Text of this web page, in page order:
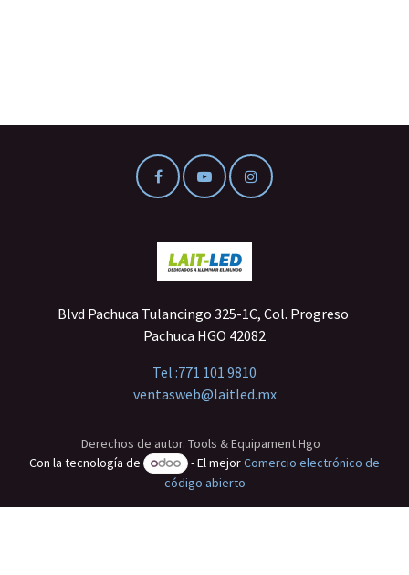
Blvd Pachuca Tulancingo 325-1C, Col. Progreso
Pachuca HGO 42082
Tel :771 101 9810
ventasweb@laitled.mx
Derechos de autor. Tools & Equipament Hgo
Con la tecnología de
- El mejorComercio electrónico de
código abierto